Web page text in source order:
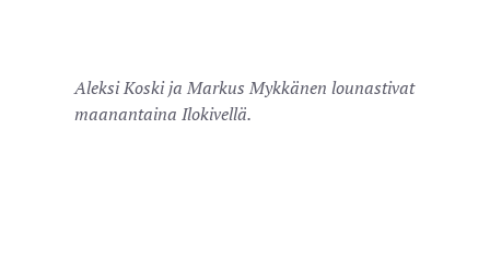
Aleksi Koski ja Markus Mykkänen lounastivat
maanantaina Ilokivellä.